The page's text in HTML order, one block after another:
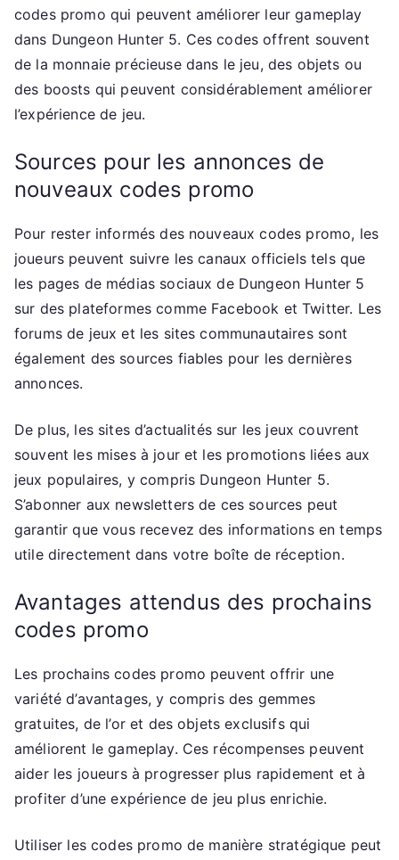
codes promo qui peuvent améliorer leur gameplay
dans Dungeon Hunter 5. Ces codes offrent souvent
de la monnaie précieuse dans le jeu, des objets ou
des boosts qui peuvent considérablement améliorer
l’expérience de jeu.
Sources pour les annonces de
nouveaux codes promo
Pour rester informés des nouveaux codes promo, les
joueurs peuvent suivre les canaux officiels tels que
les pages de médias sociaux de Dungeon Hunter 5
sur des plateformes comme Facebook et Twitter. Les
forums de jeux et les sites communautaires sont
également des sources fiables pour les dernières
annonces.
De plus, les sites d’actualités sur les jeux couvrent
souvent les mises à jour et les promotions liées aux
jeux populaires, y compris Dungeon Hunter 5.
S’abonner aux newsletters de ces sources peut
garantir que vous recevez des informations en temps
utile directement dans votre boîte de réception.
Avantages attendus des prochains
codes promo
Les prochains codes promo peuvent offrir une
variété d’avantages, y compris des gemmes
gratuites, de l’or et des objets exclusifs qui
améliorent le gameplay. Ces récompenses peuvent
aider les joueurs à progresser plus rapidement et à
profiter d’une expérience de jeu plus enrichie.
Utiliser les codes promo de manière stratégique peut